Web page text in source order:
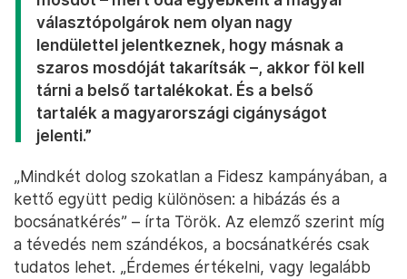
választópolgárok nem olyan nagy
lendülettel jelentkeznek, hogy másnak a
szaros mosdóját takarítsák –, akkor föl kell
tárni a belső tartalékokat. És a belső
tartalék a magyarországi cigányságot
jelenti.”
„Mindkét dolog szokatlan a Fidesz kampányában, a
kettő együtt pedig különösen: a hibázás és a
bocsánatkérés” – írta Török. Az elemző szerint míg
a tévedés nem szándékos, a bocsánatkérés csak
tudatos lehet. „Érdemes értékelni, vagy legalább